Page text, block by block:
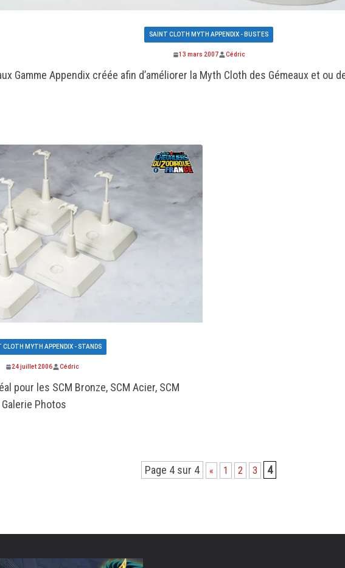
SAINT CLOTH MYTH APPENDIX - BUSTES
13 mars 2007 Cédric
Gamme Appendix créée afin d’améliorer la Myth Cloth des Gémeaux et ou
CLOTH MYTH APPENDIX - STANDS
24 juillet 2006 Cédric
pour les SCM Bronze, SCM Acier, SCM
Photos
Page 4 sur 4 « 1 2 3 4